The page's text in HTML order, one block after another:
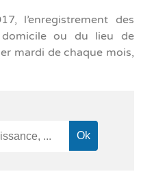
l’enregistrement des
ou du lieu de
mardi de chaque mois,